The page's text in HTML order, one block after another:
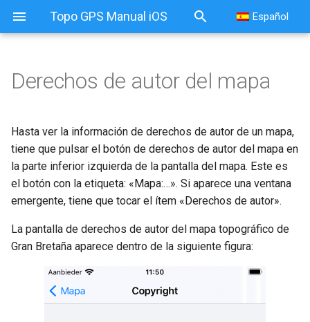
Topo GPS Manual iOS Español
Derechos de autor del mapa
Hasta ver la información de derechos de autor de un mapa,
tiene que pulsar el botón de derechos de autor del mapa en
la parte inferior izquierda de la pantalla del mapa. Este es
el botón con la etiqueta: «Mapa:…». Si aparece una ventana
emergente, tiene que tocar el ítem «Derechos de autor».
La pantalla de derechos de autor del mapa topográfico de
Gran Bretaña aparece dentro de la siguiente figura: